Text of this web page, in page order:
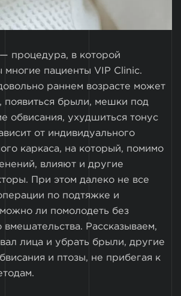
процедура, в которой
многие пациенты VIP Clinic.
раннем возрасте может
появиться брыли, мешки под
обвисания, ухудшиться тонус
от индивидуального
каркаса, на который, помимо
влияют и другие
При этом далеко не все
по подтяжке и
ли помолодеть без
вмешательства. Рассказываем,
лица и убрать брыли, другие
и птозы, не прибегая к